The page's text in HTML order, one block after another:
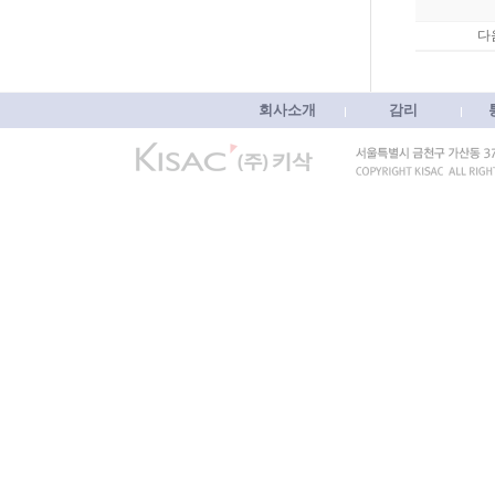
다
회사소개 감리